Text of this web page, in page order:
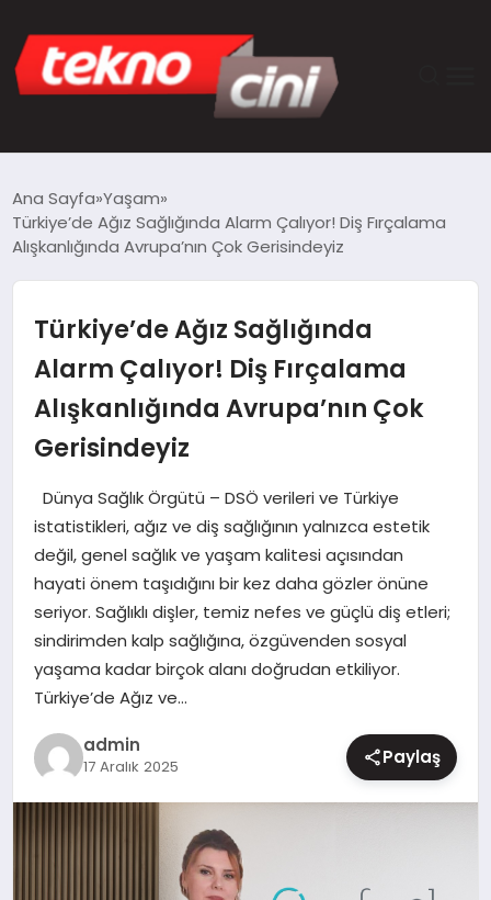
TEKNOLOJI
SAĞLIK
MAGAZIN
Ana Sayfa Yaşam
Türkiye’de Ağız Sağlığında Alarm Çalıyor! Diş Fırçalama
Alışkanlığında Avrupa’nın Çok Gerisindeyiz
Türkiye’de Ağız Sağlığında
Alarm Çalıyor! Diş Fırçalama
Alışkanlığında Avrupa’nın Çok
Gerisindeyiz
Dünya Sağlık Örgütü – DSÖ verileri ve Türkiye
istatistikleri, ağız ve diş sağlığının yalnızca estetik
değil, genel sağlık ve yaşam kalitesi açısından
hayati önem taşıdığını bir kez daha gözler önüne
seriyor. Sağlıklı dişler, temiz nefes ve güçlü diş etleri;
sindirimden kalp sağlığına, özgüvenden sosyal
yaşama kadar birçok alanı doğrudan etkiliyor.
Türkiye’de Ağız ve…
admin
17 Aralık 2025 Paylaş